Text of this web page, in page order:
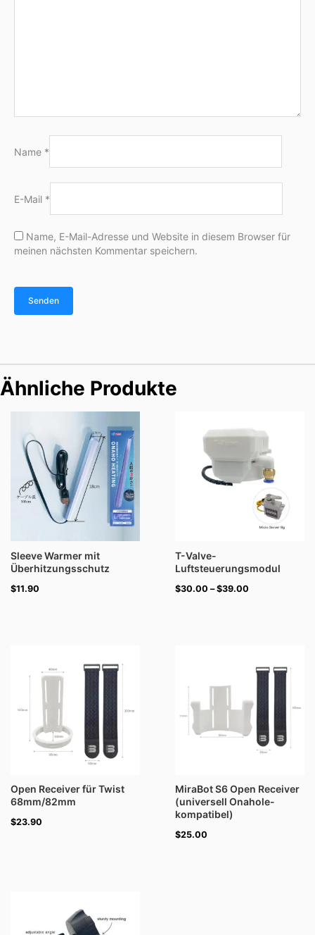
Name *
E-Mail *
Name, E-Mail-Adresse und Website in diesem Browser für
meinen nächsten Kommentar speichern.
Ähnliche Produkte
Sleeve Warmer mit
Überhitzungsschutz
$11.90
T-Valve-
Luftsteuerungsmodul
$30.00 –$39.00
bis
$39.00
Open Receiver für Twist
68mm/82mm
$23.90
MiraBot S6 Open Receiver
(universell Onahole-
kompatibel)
$25.00